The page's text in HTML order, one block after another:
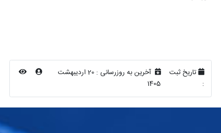
تاریخ ثبت
:
آخرین به روزرسانی :
20 اردیبهشت
1405